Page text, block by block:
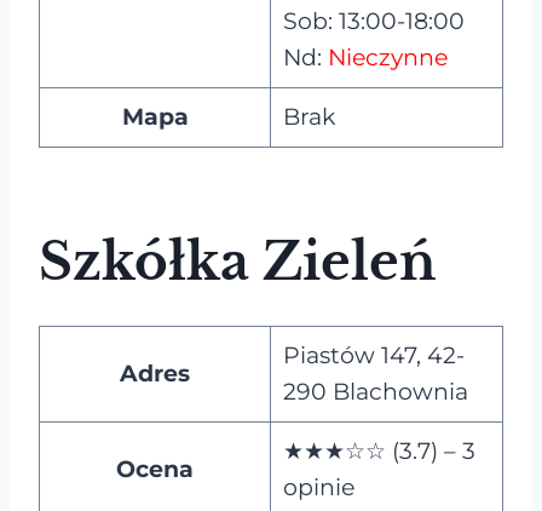
Sob: 13:00-18:00
Nd: Nieczynne
Mapa Brak
Szkółka Zieleń
Adres
Piastów 147, 42-
290 Blachownia
Ocena
★★★☆☆ (3.7) – 3
opinie